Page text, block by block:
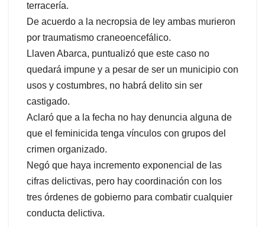
terracería.
De acuerdo a la necropsia de ley ambas murieron
por traumatismo craneoencefálico.
Llaven Abarca, puntualizó que este caso no
quedará impune y a pesar de ser un municipio con
usos y costumbres, no habrá delito sin ser
castigado.
Aclaró que a la fecha no hay denuncia alguna de
que el feminicida tenga vínculos con grupos del
crimen organizado.
Negó que haya incremento exponencial de las
cifras delictivas, pero hay coordinación con los
tres órdenes de gobierno para combatir cualquier
conducta delictiva.